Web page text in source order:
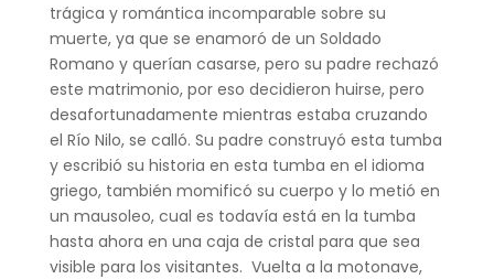
trágica y romántica incomparable sobre su
muerte, ya que se enamoró de un Soldado
Romano y querían casarse, pero su padre rechazó
este matrimonio, por eso decidieron huirse, pero
desafortunadamente mientras estaba cruzando
el Río Nilo, se calló. Su padre construyó esta tumba
y escribió su historia en esta tumba en el idioma
griego, también momificó su cuerpo y lo metió en
un mausoleo, cual es todavía está en la tumba
hasta ahora en una caja de cristal para que sea
visible para los visitantes. Vuelta a la motonave,